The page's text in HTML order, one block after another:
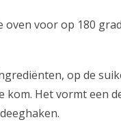
oven voor op 180
op de
kom. Het vormt een